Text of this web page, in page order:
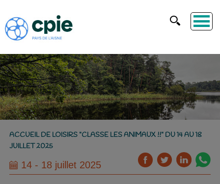
ACCUEIL DE LOISIRS "CLASSE LES ANIMAUX !!" DU 14 AU 18
JUILLET 2025
14 - 18 juillet 2025